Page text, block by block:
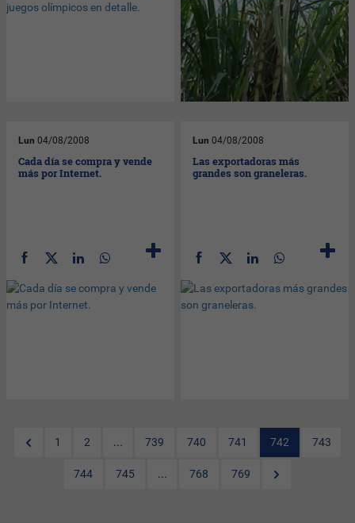
Lun 04/08/2008
Cada día se compra y vende
más por Internet.
Lun 04/08/2008
Las exportadoras más
grandes son graneleras.
1 2 ... 739 740 741 742 743
744 745 ... 768 769